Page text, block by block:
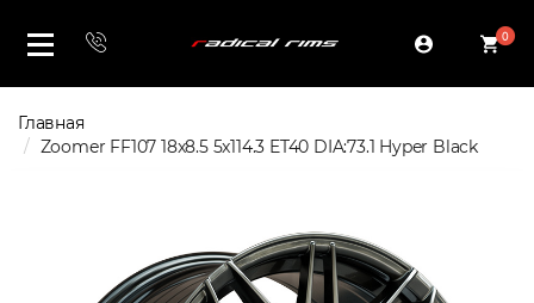
0
Главная
Zoomer FF107 18x8.5 5x114.3 ET40 DIA:73.1 Hyper Black